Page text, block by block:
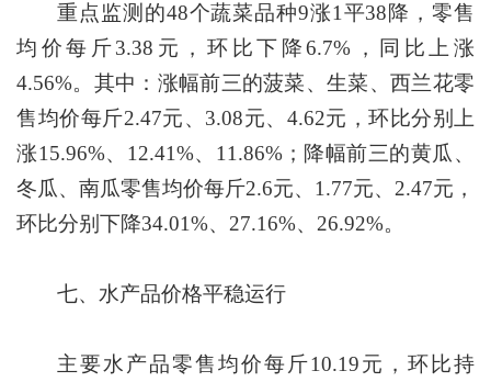
重点监测的48个蔬菜品种9涨1平38降，零售
均价每斤3.38元，环比下降6.7%，同比上涨
4.56%。其中：涨幅前三的菠菜、生菜、西兰花零
售均价每斤2.47元、3.08元、4.62元，环比分别上
涨15.96%、12.41%、11.86%；降幅前三的黄瓜、
冬瓜、南瓜零售均价每斤2.6元、1.77元、2.47元，
环比分别下降34.01%、27.16%、26.92%。
七、水产品价格平稳运行
主要水产品零售均价每斤10.19元，环比持